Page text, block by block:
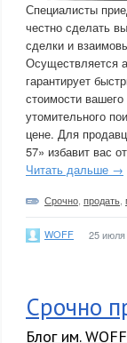
Специалисты
честно сделать
сделки и
Осуществляется
гарантирует
стоимости
утомительного
цене. Для
57» избавит вас
Читать дальше →
Срочно продать
WOFF 25 июля
Срочно
Блог им. WOFF